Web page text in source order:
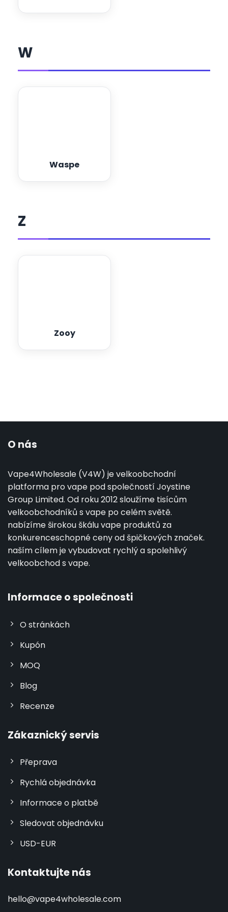
W
Waspe
Z
Zooy
O nás
Vape4Wholesale (V4W) je velkoobchodní
platforma pro vape pod společností Joystine
Group Limited. Od roku 2012 sloužíme tisícům
velkoobchodníků s vape po celém světě.
nabízíme širokou škálu vape produktů za
konkurenceschopné ceny od špičkových značek.
naším cílem je vybudovat rychlý a spolehlivý
velkoobchod s vape.
Informace o společnosti
O stránkách
Kupón
MOQ
Blog
Recenze
Zákaznický servis
Přeprava
Rychlá objednávka
Informace o platbě
Sledovat objednávku
USD-EUR
Kontaktujte nás
hello@vape4wholesale.com